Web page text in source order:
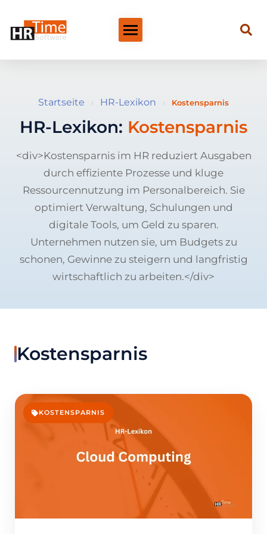
Startseite › HR-Lexikon › Kostensparnis
HR-Lexikon: Kostensparnis
<div>Kostensparnis im HR reduziert Ausgaben
durch effiziente Prozesse und kluge
Ressourcennutzung im Personalbereich. Sie
optimiert Verwaltung, Schulungen und
digitale Tools, um Geld zu sparen.
Unternehmen nutzen sie, um Budgets zu
schonen, Gewinne zu steigern und langfristig
wirtschaftlich zu arbeiten.</div>
Kostensparnis
KOSTENSPARNIS